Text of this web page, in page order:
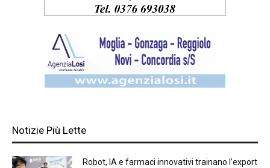
Notizie Più Lette
Robot, IA e farmaci innovativi trainano l’export